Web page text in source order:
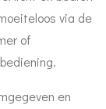
via de
of
en